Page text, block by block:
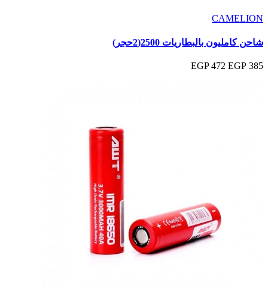
CAMELION
شاحن كامليون بالبطاريات 2500(2حجر)
385 EGP
472 EGP